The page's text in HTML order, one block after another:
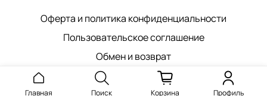
Оферта и политика конфиденциальности
Пользовательское соглашение
Обмен и возврат
Главная Поиск Корзина Профиль